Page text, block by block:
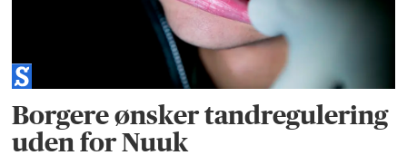
Borgere ønsker tandregulering
uden for Nuuk